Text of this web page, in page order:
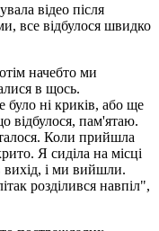
відео після
все відбулося швидко
начебто ми
в щось.
ні криків, або ще
відбулося, пам'ятаю.
Коли прийшла
Я сиділа на місці
вихід, і ми вийшли.
розділився навпіл",